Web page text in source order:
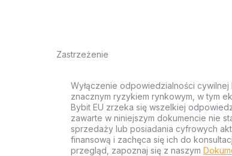
Zastrzeżenie
Wyłączenie odpowiedzialności
znacznym ryzykiem rynkowym, w tym
Bybit EU zrzeka się wszelkiej
zawarte w niniejszym dokumencie nie
sprzedaży lub posiadania cyfrowych
finansową i zachęca się ich do
przegląd, zapoznaj się z naszym